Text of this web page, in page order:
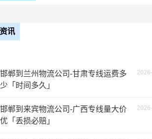
高栏
米高栏 7.5元
米平板 8.5元
讯
邯郸到兰州物流公司-甘肃专线运费多
少「时间多久」
邯郸到来宾物流公司-广西专线量大价
优「丢损必赔」